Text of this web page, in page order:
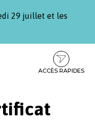
29 juillet et les
ACCÈS RAPIDES